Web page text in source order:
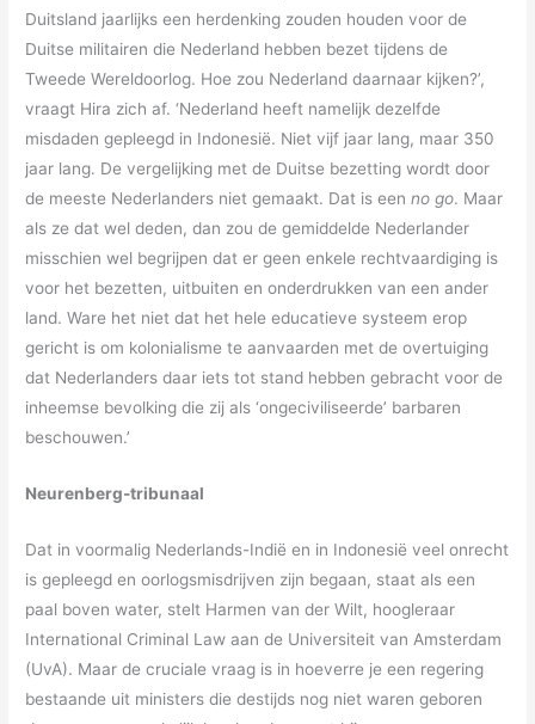
Duitsland jaarlijks een herdenking zouden houden voor de
Duitse militairen die Nederland hebben bezet tijdens de
Tweede Wereldoorlog. Hoe zou Nederland daarnaar kijken?’,
vraagt Hira zich af. ‘Nederland heeft namelijk dezelfde
misdaden gepleegd in Indonesië. Niet vijf jaar lang, maar 350
jaar lang. De vergelijking met de Duitse bezetting wordt door
de meeste Nederlanders niet gemaakt. Dat is eenno go. Maar
als ze dat wel deden, dan zou de gemiddelde Nederlander
misschien wel begrijpen dat er geen enkele rechtvaardiging is
voor het bezetten, uitbuiten en onderdrukken van een ander
land. Ware het niet dat het hele educatieve systeem erop
gericht is om kolonialisme te aanvaarden met de overtuiging
dat Nederlanders daar iets tot stand hebben gebracht voor de
inheemse bevolking die zij als ‘ongeciviliseerde’ barbaren
beschouwen.’
Neurenberg-tribunaal
Dat in voormalig Nederlands-Indië en in Indonesië veel onrecht
is gepleegd en oorlogsmisdrijven zijn begaan, staat als een
paal boven water, stelt Harmen van der Wilt, hoogleraar
International Criminal Law aan de Universiteit van Amsterdam
(UvA). Maar de cruciale vraag is in hoeverre je een regering
bestaande uit ministers die destijds nog niet waren geboren